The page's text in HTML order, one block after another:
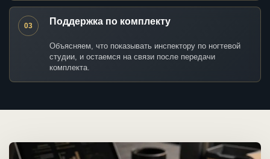
03 Поддержка по комплекту
Объясняем, что показывать инспектору по ногтевой
студии, и остаемся на связи после передачи
комплекта.